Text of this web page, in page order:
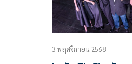
3 พฤศจิกายน 2568